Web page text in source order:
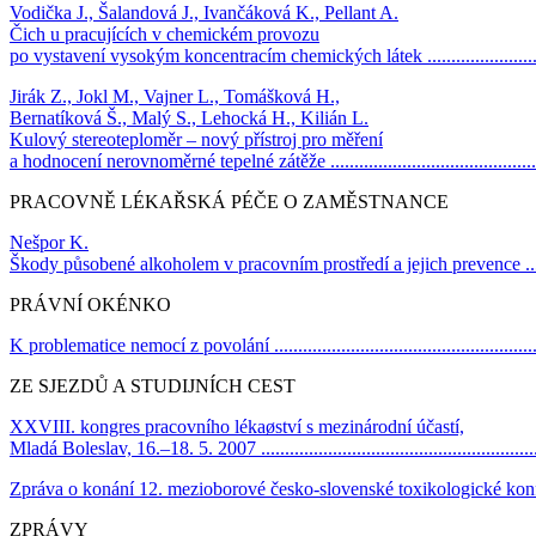
Vodička J., Šalandová J., Ivančáková K., Pellant A.
Čich u pracujících v chemickém provozu
po vystavení vysokým koncentracím chemických látek
Jirák Z., Jokl M., Vajner L., Tomášková H.,
Bernatíková Š., Malý S., Lehocká H., Kilián L.
Kulový stereoteploměr – nový přístroj pro měření
a hodnocení nerovnoměrné tepelné zátěže
PRACOVNĚ LÉKAŘSKÁ PÉČE O ZAMĚSTNANCE
Nešpor K.
Škody působené alkoholem v pracovním prostředí a jejich prevence
PRÁVNÍ OKÉNKO
K problematice nemocí z povolání
ZE SJEZDŮ A STUDIJNÍCH CEST
XXVIII. kongres pracovního lékaøství s mezinárodní účastí,
Mladá Boleslav, 16.–18. 5. 2007
Zpráva o konání 12. mezioborové česko-slovenské toxikologické
ZPRÁVY